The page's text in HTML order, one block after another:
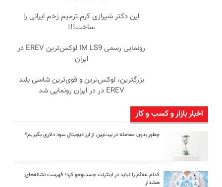
این دکتر شیرازی کرم ترمیم زخم ایرانی را
ساخت!!!
رونمایی رسمی IM LS9 لوکس‌ترین EREV در
ایران
بزرگترین، لوکس‌ترین و قوی‌ترین شاسی بلند
EREV در در ایران رونمایی شد
اخبار بازار و کسب و کار
چطور بدون معامله در بیت‌پین از ارز دیجیتال سود دلاری بگیریم؟
کدام علائم را نباید در اینترنت جست‌وجو کرد؛ فهرست نشانه‌های
هشدار